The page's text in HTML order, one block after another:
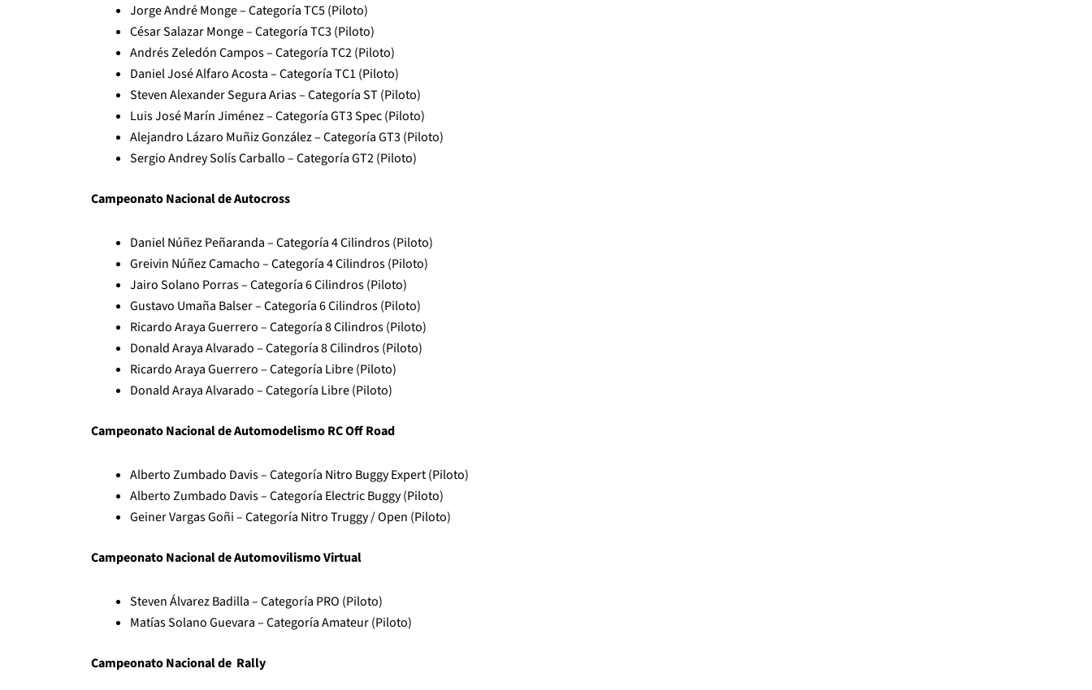
Jorge André Monge – Categoría TC5 (Piloto)
César Salazar Monge – Categoría TC3 (Piloto)
Andrés Zeledón Campos – Categoría TC2 (Piloto)
Daniel José Alfaro Acosta – Categoría TC1 (Piloto)
Steven Alexander Segura Arias – Categoría ST (Piloto)
Luis José Marín Jiménez – Categoría GT3 Spec (Piloto)
Alejandro Lázaro Muñiz González – Categoría GT3 (Piloto)
Sergio Andrey Solís Carballo – Categoría GT2 (Piloto)
Campeonato Nacional de Autocross
Daniel Núñez Peñaranda – Categoría 4 Cilindros (Piloto)
Greivin Núñez Camacho – Categoría 4 Cilindros (Piloto)
Jairo Solano Porras – Categoría 6 Cilindros (Piloto)
Gustavo Umaña Balser – Categoría 6 Cilindros (Piloto)
Ricardo Araya Guerrero – Categoría 8 Cilindros (Piloto)
Donald Araya Alvarado – Categoría 8 Cilindros (Piloto)
Ricardo Araya Guerrero – Categoría Libre (Piloto)
Donald Araya Alvarado – Categoría Libre (Piloto)
Campeonato Nacional de Automodelismo RC Off Road
Alberto Zumbado Davis – Categoría Nitro Buggy Expert (Piloto)
Alberto Zumbado Davis – Categoría Electric Buggy (Piloto)
Geiner Vargas Goñi – Categoría Nitro Truggy / Open (Piloto)
Campeonato Nacional de Automovilismo Virtual
Steven Álvarez Badilla – Categoría PRO (Piloto)
Matías Solano Guevara – Categoría Amateur (Piloto)
Campeonato Nacional de Rally